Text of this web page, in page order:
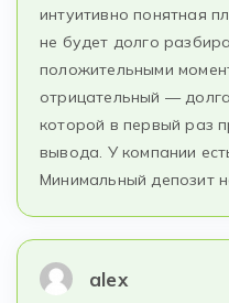
интуитивно понятная
не будет долго
положительными
отрицательный —
которой в первый раз
вывода. У компании
Минимальный депозит
alex